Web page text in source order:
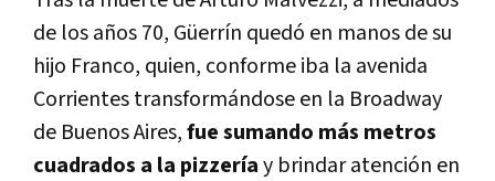
de los años 70, Güerrín quedó en manos de su
hijo Franco, quien, conforme iba la avenida
Corrientes transformándose en la Broadway
de Buenos Aires,fue sumando más metros
cuadrados a la pizzeríay brindar atención en